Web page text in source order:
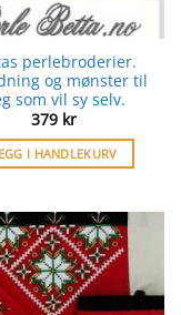
perlebroderier.
og mønster til
som vil sy selv.
379 kr
I HANDLEKURV